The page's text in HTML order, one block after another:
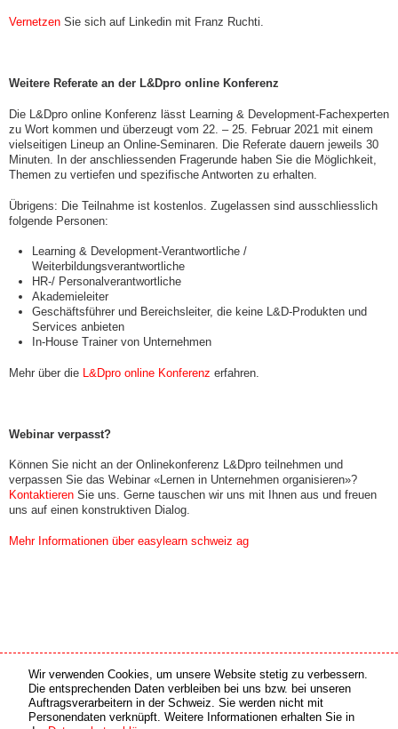
Vernetzen Sie sich auf Linkedin mit Franz Ruchti.
Weitere Referate an der L&Dpro online Konferenz
Die L&Dpro online Konferenz lässt Learning & Development-Fachexperten
zu Wort kommen und überzeugt vom 22. – 25. Februar 2021 mit einem
vielseitigen Lineup an Online-Seminaren. Die Referate dauern jeweils 30
Minuten. In der anschliessenden Fragerunde haben Sie die Möglichkeit,
Themen zu vertiefen und spezifische Antworten zu erhalten.
Übrigens: Die Teilnahme ist kostenlos. Zugelassen sind ausschliesslich
folgende Personen:
Learning & Development-Verantwortliche /
Weiterbildungsverantwortliche
HR-/ Personalverantwortliche
Akademieleiter
Geschäftsführer und Bereichsleiter, die keine L&D-Produkten und
Services anbieten
In-House Trainer von Unternehmen
Mehr über die L&Dpro online Konferenz erfahren.
Webinar verpasst?
Können Sie nicht an der Onlinekonferenz L&Dpro teilnehmen und
verpassen Sie das Webinar «Lernen in Unternehmen organisieren»?
Kontaktieren Sie uns. Gerne tauschen wir uns mit Ihnen aus und freuen
uns auf einen konstruktiven Dialog.
Mehr Informationen über easylearn schweiz ag
Medien Partner
copyright © 2026 by swiss made software gmbh, Switzerland - all rights reserved.
Online Partner
Wir verwenden Cookies, um unsere Website stetig zu verbessern.
Die entsprechenden Daten verbleiben bei uns bzw. bei unseren
Auftragsverarbeitern in der Schweiz. Sie werden nicht mit
Personendaten verknüpft. Weitere Informationen erhalten Sie in